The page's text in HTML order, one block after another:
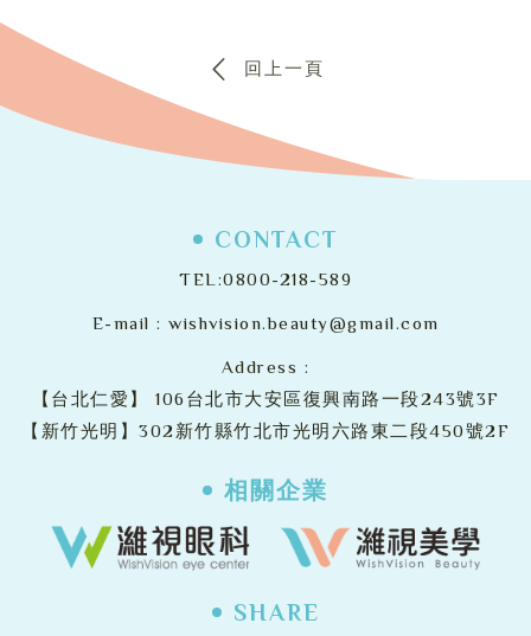
回上一頁
CONTACT
TEL:0800-218-589
E-mail : wishvision.beauty@gmail.com
Address :
【台北仁愛】 106台北市大安區復興南路一段243號3F
【新竹光明】302新竹縣竹北市光明六路東二段450號2F
相關企業
SHARE